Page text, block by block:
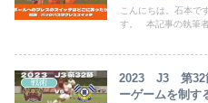
こんにちは。石本で
す。 本記事の執筆
戦術
2023 J3 第
ーゲームを制す